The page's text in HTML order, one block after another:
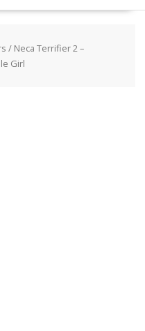
/ Neca Terrifier 2 –
Girl